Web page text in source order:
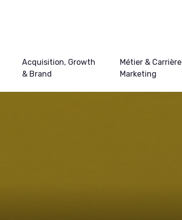
Acquisition, Growth
& Brand
Métier & Carrière
Marketing